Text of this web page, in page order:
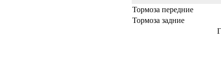
Тормоза передние
Тормоза задние